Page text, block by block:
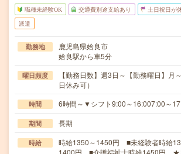
職種未経験OK 交通費別途支給あり 土日祝日が
派遣
勤務地
鹿児島県姶良市
姶良駅から車5分
曜日頻度
【勤務日数】週3日～【勤務曜日】月
日休み可）
時間 6時間～▼シフト9:00～16:007:00～
期間 長期
時給
時給1350～1450円 ■未経験者時給
1400円 ■介護福祉士時給1450円 ★